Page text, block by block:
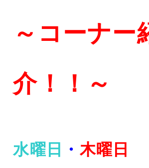
～コーナー
介！！～
水曜日 ・ 木曜日